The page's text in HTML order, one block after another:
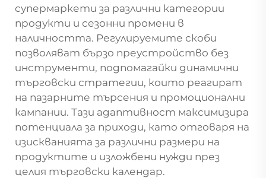
супермаркети за различни категории
продукти и сезонни промени в
наличността. Регулируемите скоби
позволяват бързо преустройство без
инструменти, подпомагайки динамични
търговски стратегии, които реагират
на пазарните търсения и промоционални
кампании. Тази адаптивност максимизира
потенциала за приходи, като отговаря на
изискванията за различни размери на
продуктите и изложбени нужди през
целия търговски календар.